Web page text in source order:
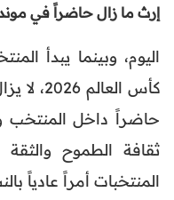
إرث ما زال حاضراً في مونديال
اليوم، وبينما يبدأ
كأس
حاضراً داخل المنتخب
ثقافة الطموح
المنتخبات أمراً عادياً